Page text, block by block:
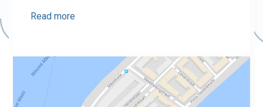
Read more